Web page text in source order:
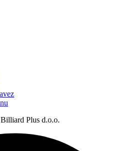
Plus d.o.o.